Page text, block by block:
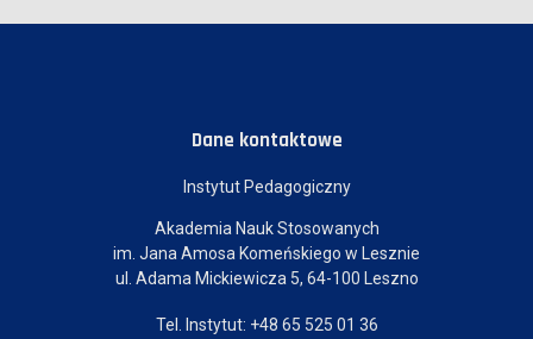
Dane kontaktowe
Instytut Pedagogiczny
Akademia Nauk Stosowanych
im. Jana Amosa Komeńskiego w Lesznie
ul. Adama Mickiewicza 5, 64-100 Leszno
Tel. Instytut: +48 65 525 01 36